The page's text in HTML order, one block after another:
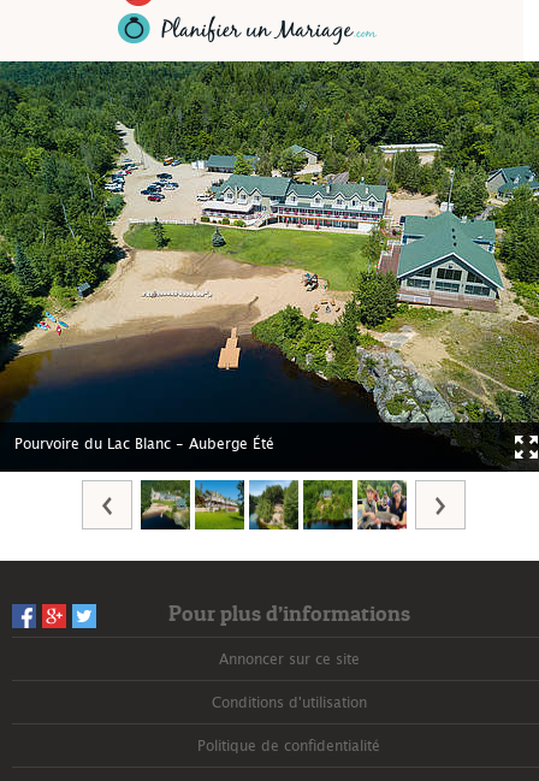
Pourvoire du Lac Blanc - Auberge Été
Pour plus d’informations
Annoncer sur ce site
Conditions d'utilisation
Politique de confidentialité